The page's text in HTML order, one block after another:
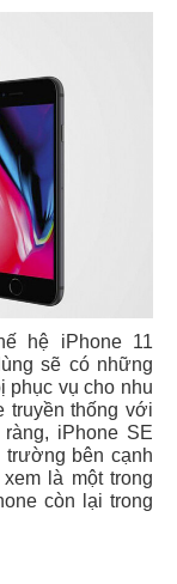
hệ iPhone 11
sẽ có những
phục vụ cho nhu
truyền thống với
iPhone SE
trường bên cạnh
là một trong
còn lại trong